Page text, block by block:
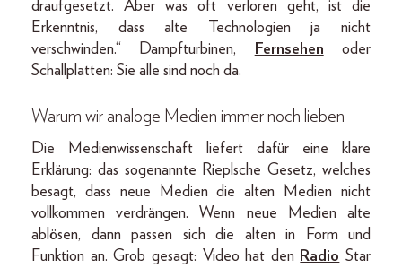
draufgesetzt. Aber was oft verloren geht, ist die
Erkenntnis, dass alte Technologien ja nicht
verschwinden.“ Dampfturbinen,
Fernsehen oder
Schallplatten: Sie alle sind noch da.
Warum wir analoge Medien immer noch lieben
Die Medienwissenschaft liefert dafür eine klare
Erklärung: das sogenannte Rieplsche Gesetz, welches
besagt, dass neue Medien die alten Medien nicht
vollkommen verdrängen. Wenn neue Medien alte
ablösen, dann passen sich die alten in Form und
Funktion an. Grob gesagt: Video hat den Radio Star